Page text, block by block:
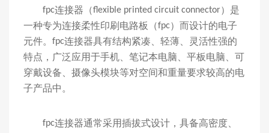
fpc连接器（flexible printed circuit connector）是
一种专为连接柔性印刷电路板（fpc）而设计的电子
元件。 fpc连接器具有结构紧凑、轻薄、灵活性强的
特点，广泛应用于手机、笔记本电脑、平板电脑、可
穿戴设备、摄像头模块等对空间和重量要求较高的电
子产品中。
fpc连接器通常采用插拔式设计，具备高密度、